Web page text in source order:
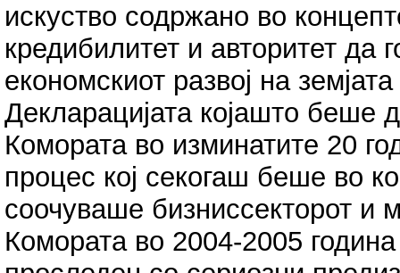
искуство содржано во
кредибилитет и авторитет да
економскиот развој на
Декларацијата којашто беше
Комората во изминатите 20
процес кој секогаш беше во
соочуваше бизниссекторот и
Комората во 2004-2005